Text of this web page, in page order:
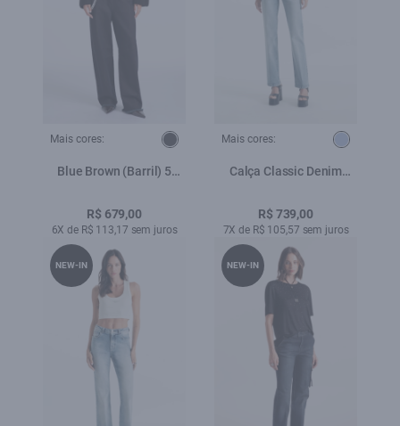
Mais cores:
Blue Brown (Barril) 5
R$ 679,00
6X de R$ 113,17 sem juros
Mais cores:
Calça Classic Denim
R$ 739,00
7X de R$ 105,57 sem juros
NEW-IN NEW-IN